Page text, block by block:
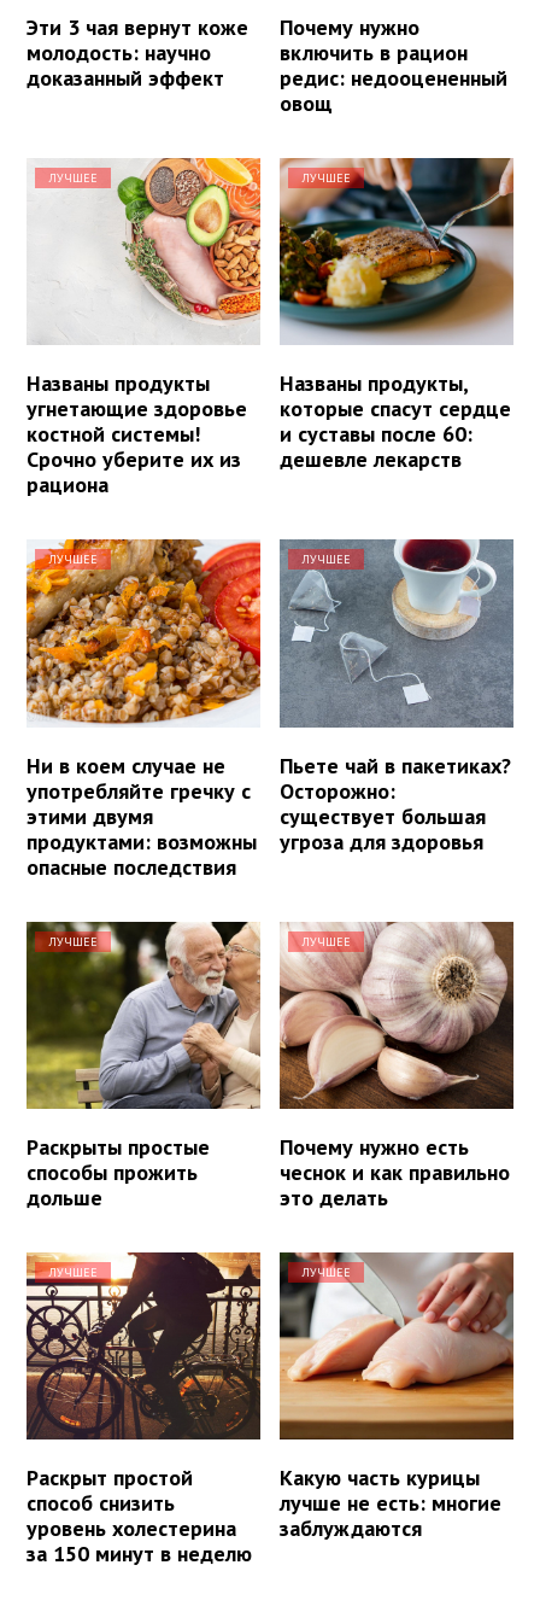
Эти 3 чая вернут коже
молодость: научно
доказанный эффект
Почему нужно
включить в рацион
редис: недооцененный
овощ
ЛУЧШЕЕ
Названы продукты
угнетающие здоровье
костной системы!
Срочно уберите их из
рациона
ЛУЧШЕЕ
Названы продукты,
которые спасут сердце
и суставы после 60:
дешевле лекарств
ЛУЧШЕЕ
Ни в коем случае не
употребляйте гречку с
этими двумя
продуктами: возможны
опасные последствия
ЛУЧШЕЕ
Пьете чай в пакетиках?
Осторожно:
существует большая
угроза для здоровья
ЛУЧШЕЕ
Раскрыты простые
способы прожить
дольше
ЛУЧШЕЕ
Почему нужно есть
чеснок и как правильно
это делать
ЛУЧШЕЕ
Раскрыт простой
способ снизить
уровень холестерина
за 150 минут в неделю
ЛУЧШЕЕ
Какую часть курицы
лучше не есть: многие
заблуждаются